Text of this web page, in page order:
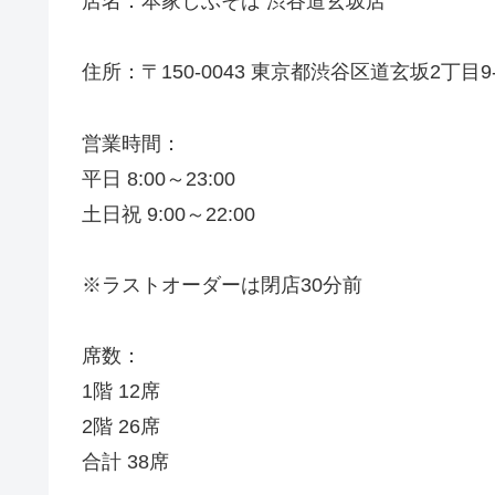
住所：〒150-0043 東京都渋谷区道玄坂2丁目
営業時間：
平日 8:00～23:00
土日祝 9:00～22:00
※ラストオーダーは閉店30分前
席数：
1階 12席
2階 26席
合計 38席